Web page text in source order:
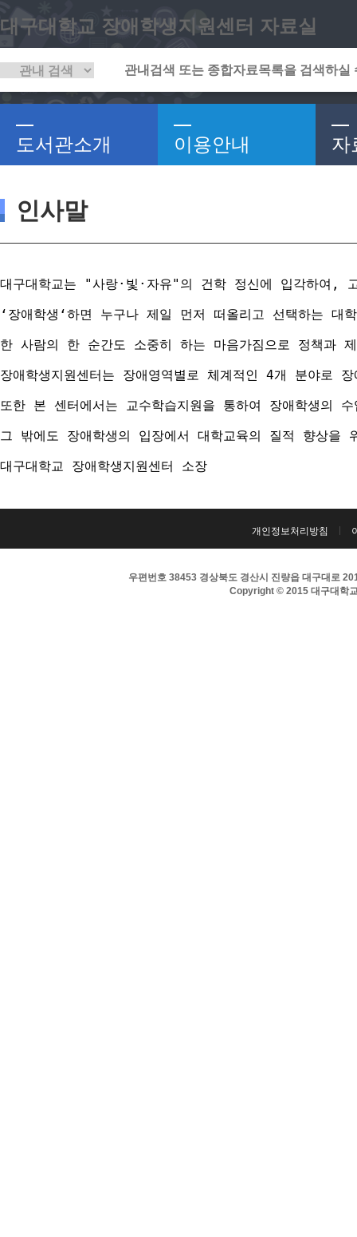
대구대학교 장애학생지원센터 자료실
도서관소개 이용안내 자
인사말
대구대학교는 "사랑·빛·자유"의 건학 정신에 입각하여,
‘장애학생‘하면 누구나 제일 먼저 떠올리고 선택하는 대
한 사람의 한 순간도 소중히 하는 마음가짐으로 정책과
장애학생지원센터는 장애영역별로 체계적인 4개 분야
또한 본 센터에서는 교수학습지원을 통하여 장애학생의
그 밖에도 장애학생의 입장에서 대학교육의 질적 향상
대구대학교 장애학생지원센터 소장
개인정보처리방침
우편번호 38453 경상북도 경산시 진량읍 대구대로
Copyright © 2015 대구대학